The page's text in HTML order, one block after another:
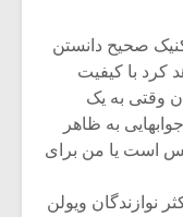
صحیح دانستن
کرد با کیفیت
وقتی به یک
به ظاهر
است یا من برای
نوازندگان ویولن